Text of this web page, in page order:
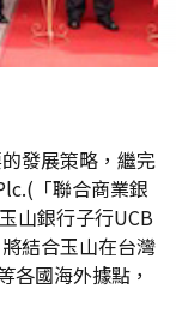
發展策略，繼完
「聯合商業銀
山銀行子行UCB
結合玉山在台灣
各國海外據點，